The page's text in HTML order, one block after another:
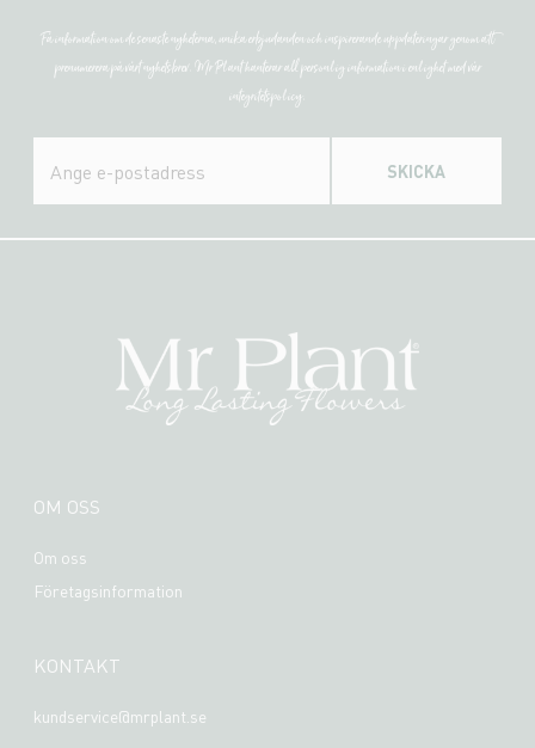
Få information om de senaste nyheterna, unika erbjudanden och inspirerande uppdateringar genom att
prenumerera på vårt nyhetsbrev. Mr Plant hanterar all personlig information i enlighet med vår
integritetspolicy.
SKICKA
OM OSS
Om oss
Företagsinformation
KONTAKT
kundservice@mrplant.se